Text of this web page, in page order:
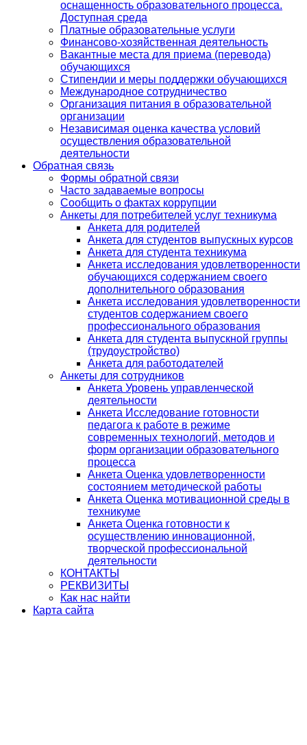
оснащенность образовательного процесса.
Доступная среда
Платные образовательные услуги
Финансово-хозяйственная деятельность
Вакантные места для приема (перевода)
обучающихся
Стипендии и меры поддержки обучающихся
Международное сотрудничество
Организация питания в образовательной
организации
Независимая оценка качества условий
осуществления образовательной
деятельности
Обратная связь
Формы обратной связи
Часто задаваемые вопросы
Сообщить о фактах коррупции
Анкеты для потребителей услуг техникума
Анкета для родителей
Анкета для студентов выпускных курсов
Анкета для студента техникума
Анкета исследования удовлетворенности
обучающихся содержанием своего
дополнительного образования
Анкета исследования удовлетворенности
студентов содержанием своего
профессионального образования
Анкета для студента выпускной группы
(трудоустройство)
Анкета для работодателей
Анкеты для сотрудников
Анкета Уровень управленческой
деятельности
Анкета Исследование готовности
педагога к работе в режиме
современных технологий, методов и
форм организации образовательного
процесса
Анкета Оценка удовлетворенности
состоянием методической работы
Анкета Оценка мотивационной среды в
техникуме
Анкета Оценка готовности к
осуществлению инновационной,
творческой профессиональной
деятельности
КОНТАКТЫ
РЕКВИЗИТЫ
Как нас найти
Карта сайта